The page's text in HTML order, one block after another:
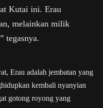
Kutai ini. Erau
melainkan milik
tegasnya.
Erau adalah jembatan yang
kembali nyanyian
gotong royong yang